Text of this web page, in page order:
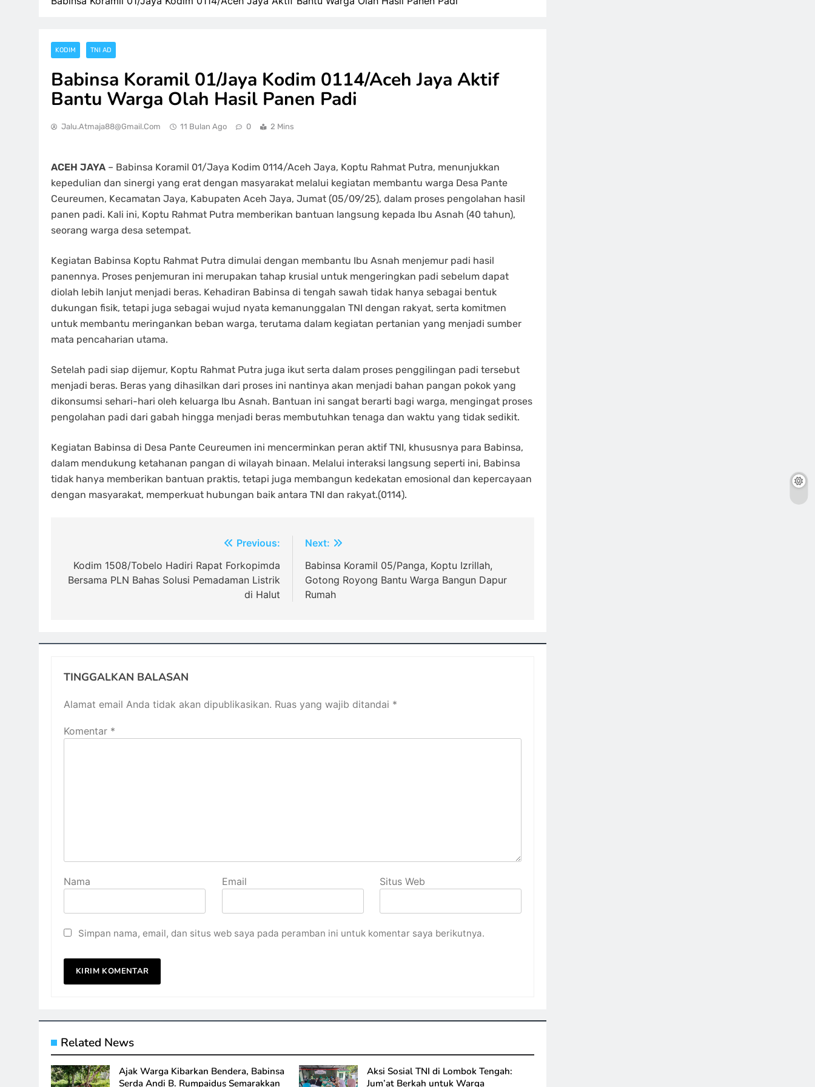
KODIM TNI AD
Babinsa Koramil 01/Jaya Kodim 0114/Aceh Jaya Aktif
Bantu Warga Olah Hasil Panen Padi
Jalu.atmaja88@gmail.com 11 Bulan Ago 0 2 Mins
ACEH JAYA – Babinsa Koramil 01/Jaya Kodim 0114/Aceh Jaya, Koptu Rahmat Putra, menunjukkan
kepedulian dan sinergi yang erat dengan masyarakat melalui kegiatan membantu warga Desa Pante
Ceureumen, Kecamatan Jaya, Kabupaten Aceh Jaya, Jumat (05/09/25), dalam proses pengolahan hasil
panen padi. Kali ini, Koptu Rahmat Putra memberikan bantuan langsung kepada Ibu Asnah (40 tahun),
seorang warga desa setempat.
Kegiatan Babinsa Koptu Rahmat Putra dimulai dengan membantu Ibu Asnah menjemur padi hasil
panennya. Proses penjemuran ini merupakan tahap krusial untuk mengeringkan padi sebelum dapat
diolah lebih lanjut menjadi beras. Kehadiran Babinsa di tengah sawah tidak hanya sebagai bentuk
dukungan fisik, tetapi juga sebagai wujud nyata kemanunggalan TNI dengan rakyat, serta komitmen
untuk membantu meringankan beban warga, terutama dalam kegiatan pertanian yang menjadi sumber
mata pencaharian utama.
Setelah padi siap dijemur, Koptu Rahmat Putra juga ikut serta dalam proses penggilingan padi tersebut
menjadi beras. Beras yang dihasilkan dari proses ini nantinya akan menjadi bahan pangan pokok yang
dikonsumsi sehari-hari oleh keluarga Ibu Asnah. Bantuan ini sangat berarti bagi warga, mengingat proses
pengolahan padi dari gabah hingga menjadi beras membutuhkan tenaga dan waktu yang tidak sedikit.
Kegiatan Babinsa di Desa Pante Ceureumen ini mencerminkan peran aktif TNI, khususnya para Babinsa,
dalam mendukung ketahanan pangan di wilayah binaan. Melalui interaksi langsung seperti ini, Babinsa
tidak hanya memberikan bantuan praktis, tetapi juga membangun kedekatan emosional dan kepercayaan
dengan masyarakat, memperkuat hubungan baik antara TNI dan rakyat.(0114).
pos
Previous:
Kodim 1508/Tobelo Hadiri Rapat Forkopimda
Bersama PLN Bahas Solusi Pemadaman Listrik
di Halut
Next:
Babinsa Koramil 05/Panga, Koptu Izrillah,
Gotong Royong Bantu Warga Bangun Dapur
Rumah
TINGGALKAN BALASAN
Alamat email Anda tidak akan dipublikasikan. Ruas yang wajib ditandai *
Komentar *
Nama Email Situs Web
Simpan nama, email, dan situs web saya pada peramban ini untuk komentar saya berikutnya.
Related News
Ajak Warga Kibarkan Bendera, Babinsa
Serda Andi B. Rumpaidus Semarakkan
Aksi Sosial TNI di Lombok Tengah:
Jum’at Berkah untuk Warga